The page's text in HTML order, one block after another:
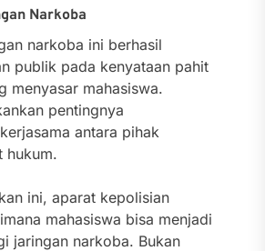
Narkoba
narkoba ini berhasil
publik pada kenyataan pahit
menyasar mahasiswa.
pentingnya
antara pihak
hukum.
ini, aparat kepolisian
mahasiswa bisa menjadi
jaringan narkoba. Bukan